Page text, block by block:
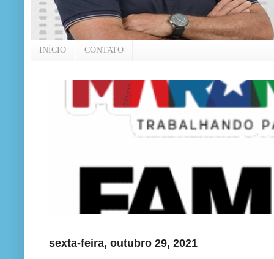
INÍCIO CONTATO
sexta-feira, outubro 29, 2021